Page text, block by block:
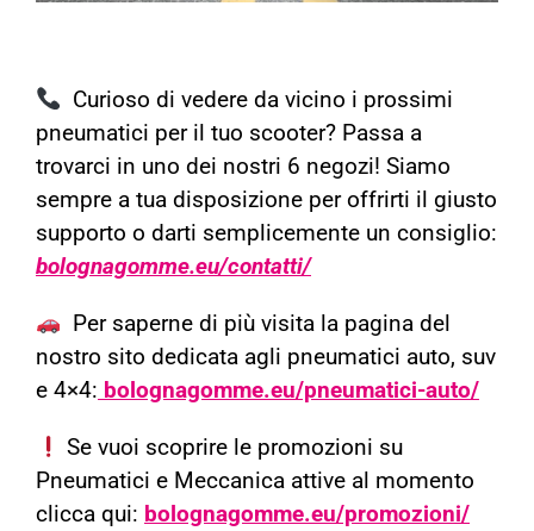
Curioso di vedere da vicino i prossimi
pneumatici per il tuo scooter? Passa a
trovarci in uno dei nostri 6 negozi! Siamo
sempre a tua disposizione per offrirti il giusto
supporto o darti semplicemente un consiglio:
bolognagomme.eu/contatti/
Per saperne di più visita la pagina del
nostro sito dedicata agli pneumatici auto, suv
e 4×4: bolognagomme.eu/pneumatici-auto/
Se vuoi scoprire le promozioni su
Pneumatici e Meccanica attive al momento
clicca qui: bolognagomme.eu/promozioni/